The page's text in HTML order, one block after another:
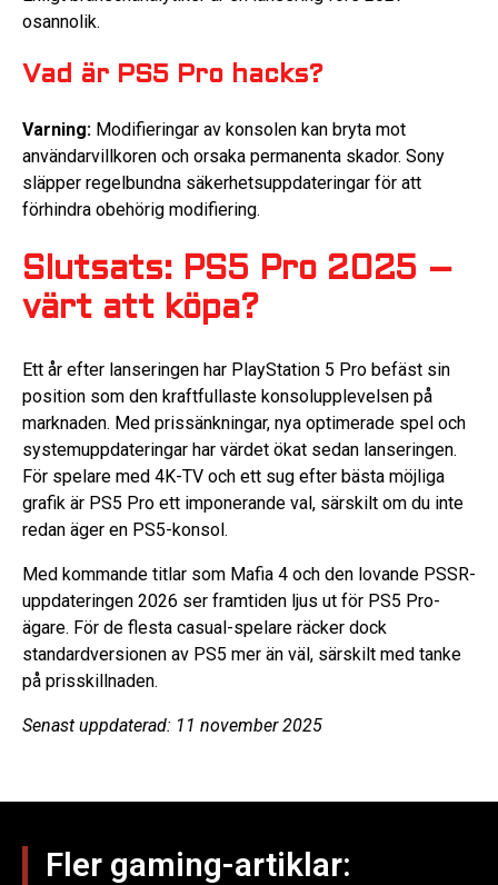
osannolik.
Vad är PS5 Pro hacks?
Varning: Modifieringar av konsolen kan bryta mot
användarvillkoren och orsaka permanenta skador. Sony
släpper regelbundna säkerhetsuppdateringar för att
förhindra obehörig modifiering.
Slutsats: PS5 Pro 2025 –
värt att köpa?
Ett år efter lanseringen har PlayStation 5 Pro befäst sin
position som den kraftfullaste konsolupplevelsen på
marknaden. Med prissänkningar, nya optimerade spel och
systemuppdateringar har värdet ökat sedan lanseringen.
För spelare med 4K-TV och ett sug efter bästa möjliga
grafik är PS5 Pro ett imponerande val, särskilt om du inte
redan äger en PS5-konsol.
Med kommande titlar som Mafia 4 och den lovande PSSR-
uppdateringen 2026 ser framtiden ljus ut för PS5 Pro-
ägare. För de flesta casual-spelare räcker dock
standardversionen av PS5 mer än väl, särskilt med tanke
på prisskillnaden.
Senast uppdaterad: 11 november 2025
Fler gaming-artiklar: